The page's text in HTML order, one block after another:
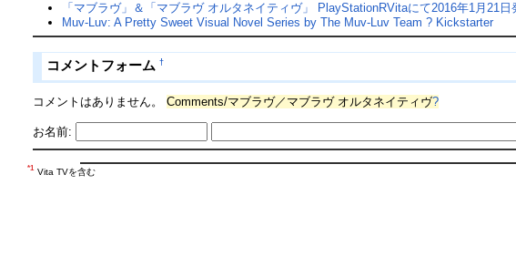
「マブラヴ」＆「マブラヴ オルタネイティヴ」 PlayStationRVitaにて2016年1月21日
Muv-Luv: A Pretty Sweet Visual Novel Series by The Muv-Luv Team ? Kickstarter
コメントフォーム †
コメントはありません。Comments/マブラヴ／マブラヴ オルタネイティヴ?
お名前:
*1 Vita TVを含む